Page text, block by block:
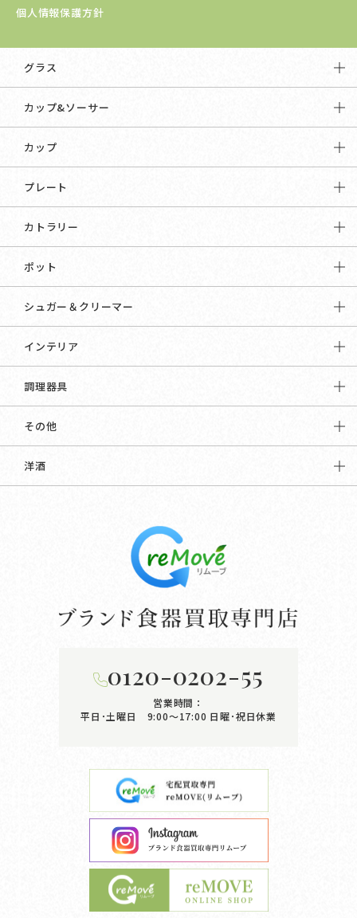
個人情報保護方針
グラス
カップ&ソーサー
カップ
プレート
カトラリー
ポット
シュガー＆クリーマー
インテリア
調理器具
その他
洋酒
0120-0202-55
営業時間：
平日･土曜日 9:00〜17:00 日曜･祝日休業